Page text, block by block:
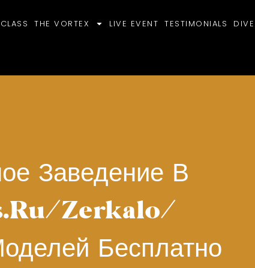
THE VORTEX LIVE EVENT TESTIMONIALS
Заведение В
zerkalo/
Бесплатно